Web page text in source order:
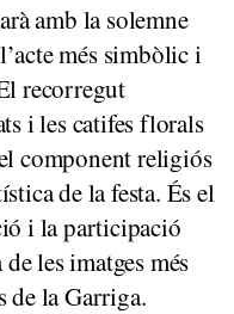
amb la solemne
més simbòlic i
recorregut
i les catifes florals
component religiós
de la festa. És el
i la participació
les imatges més
de la Garriga.